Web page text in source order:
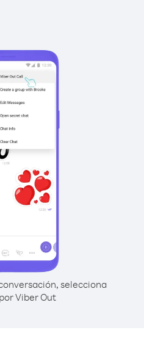
selecciona
Viber Out